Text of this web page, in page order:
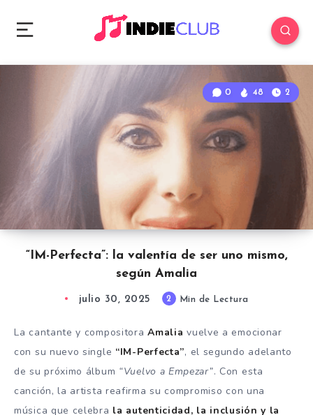
“IM-Perfecta”: la valentía de ser uno mismo,
según Amalia
0 48 2
julio 30, 2025 2 Min de Lectura
La cantante y compositoraAmalia vuelve a emocionar
con su nuevo single “IM-Perfecta”, el segundo adelanto
de su próximo álbum “Vuelvo a Empezar”. Con esta
canción, la artista reafirma su compromiso con una
música que celebra la autenticidad, la inclusión y la